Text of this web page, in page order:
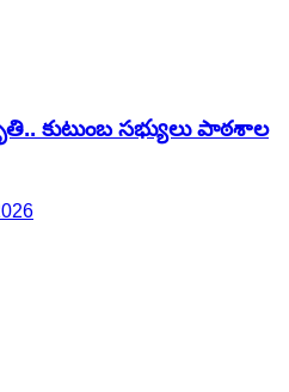
కుటుంబ సభ్యులు పాఠశాల